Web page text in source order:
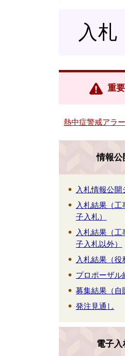
入札
重
熱中症警戒アラ
情報公
入札情報公開
入札結果（
子入札）
入札結果（
子入札以外）
入札結果（役
プロポーザル
募集結果（自
発注見通し
電子入